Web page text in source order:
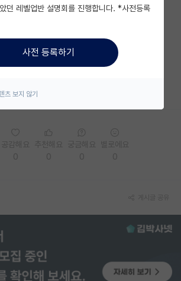
후기 게시판
시판
게시판
시판
늘 발표나서 확인해봤는데 예비합격이네요..
성이 있을까요..?
던 레벨업반 설명회를 진행합니다. *사전등록
사전 등록하기
츠 보지 않기